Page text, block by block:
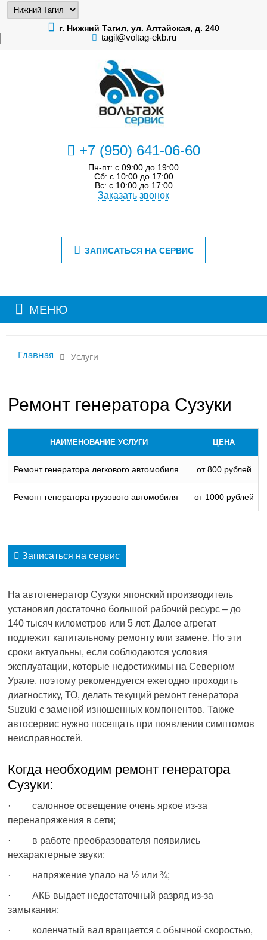
г. Нижний Тагил, ул. Алтайская, д. 240
tagil@voltag-ekb.ru
+7 (950) 641-06-60
Пн-пт: с 09:00 до 19:00
Сб: с 10:00 до 17:00
Вс: с 10:00 до 17:00
Заказать звонок
ЗАПИСАТЬСЯ НА СЕРВИС
МЕНЮ
Главная Услуги
Ремонт генератора Сузуки
НАИМЕНОВАНИЕ УСЛУГИ ЦЕНА
Ремонт генератора легкового автомобиля от 800 рублей
Ремонт генератора грузового автомобиля от 1000 рублей
Записаться на сервис
На автогенератор Сузуки японский производитель
установил достаточно большой рабочий ресурс – до
140 тысяч километров или 5 лет. Далее агрегат
подлежит капитальному ремонту или замене. Но эти
сроки актуальны, если соблюдаются условия
эксплуатации, которые недостижимы на Северном
Урале, поэтому рекомендуется ежегодно проходить
диагностику, ТО, делать текущий ремонт генератора
Suzuki с заменой изношенных компонентов. Также
автосервис нужно посещать при появлении симптомов
неисправностей.
Когда необходим ремонт генератора
Сузуки:
· салонное освещение очень яркое из-за
перенапряжения в сети;
· в работе преобразователя появились
нехарактерные звуки;
· напряжение упало на ½ или ¾;
· АКБ выдает недостаточный разряд из-за
замыкания;
· коленчатый вал вращается с обычной скоростью,